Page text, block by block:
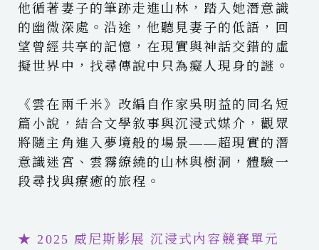
他循著妻子的筆跡走進山林，踏入她潛意識
的幽微深處。沿途，他聽見妻子的低語，回
望曾經共享的記憶，在現實與神話交錯的虛
擬世界中，找尋傳說中只為癡人現身的謎。
《雲在兩千米》改編自作家吳明益的同名短
篇小說，結合文學敘事與沉浸式媒介，觀眾
將隨主角進入夢境般的場景——超現實的潛
意識迷宮、雲霧繚繞的山林與樹洞，體驗一
段尋找與療癒的旅程。
★ 2025 威尼斯影展 沉浸式內容競賽單元